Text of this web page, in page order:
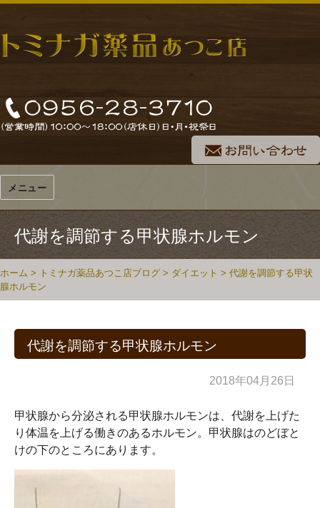
メニュー
代謝を調節する甲状腺ホルモン
ホーム > トミナガ薬品あつこ店ブログ > ダイエット > 代謝を調節する甲状
腺ホルモン
代謝を調節する甲状腺ホルモン
2018年04月26日
甲状腺から分泌される甲状腺ホルモンは、代謝を上げた
り体温を上げる働きのあるホルモン。甲状腺はのどぼと
けの下のところにあります。